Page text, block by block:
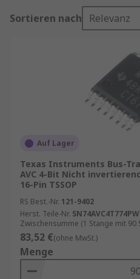
zuverlässige
sind.
Funktionsweise eines
Die Hauptaufgabe eines
besteht darin, elektrische
und zu übertragen. Dabei
so um, dass sie von den
Geräten korrekt
Sender und einem
einzigen Gehäuse integriert
wandelt die digitalen
um, die über den Bus
Empfänger nimmt die
wandelt sie zurück in
den Zielgeräten verarbeitet
Sortieren nach Relevanz
Auf Lager
Texas Instruments Bus-
AVC 4-Bit Nicht
16-Pin TSSOP
RS Best.-Nr. 121-9402
Herst. Teile-Nr. SN74AVC4T774PW
Zwischensumme (1 Stange mit 90
83,52 €(ohne MwSt.)
Menge